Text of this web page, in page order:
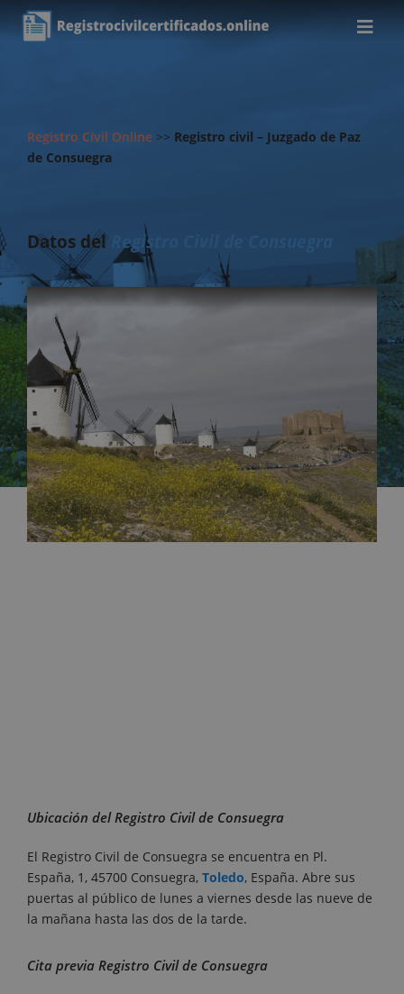
Registro Civil Online >> Registro civil – Juzgado de Paz
de Consuegra
Datos del Registro Civil de Consuegra
Ubicación del Registro Civil de Consuegra
El Registro Civil de Consuegra se encuentra en Pl.
España, 1, 45700 Consuegra, Toledo, España. Abre sus
puertas al público de lunes a viernes desde las nueve de
la mañana hasta las dos de la tarde.
Cita previa Registro Civil de Consuegra